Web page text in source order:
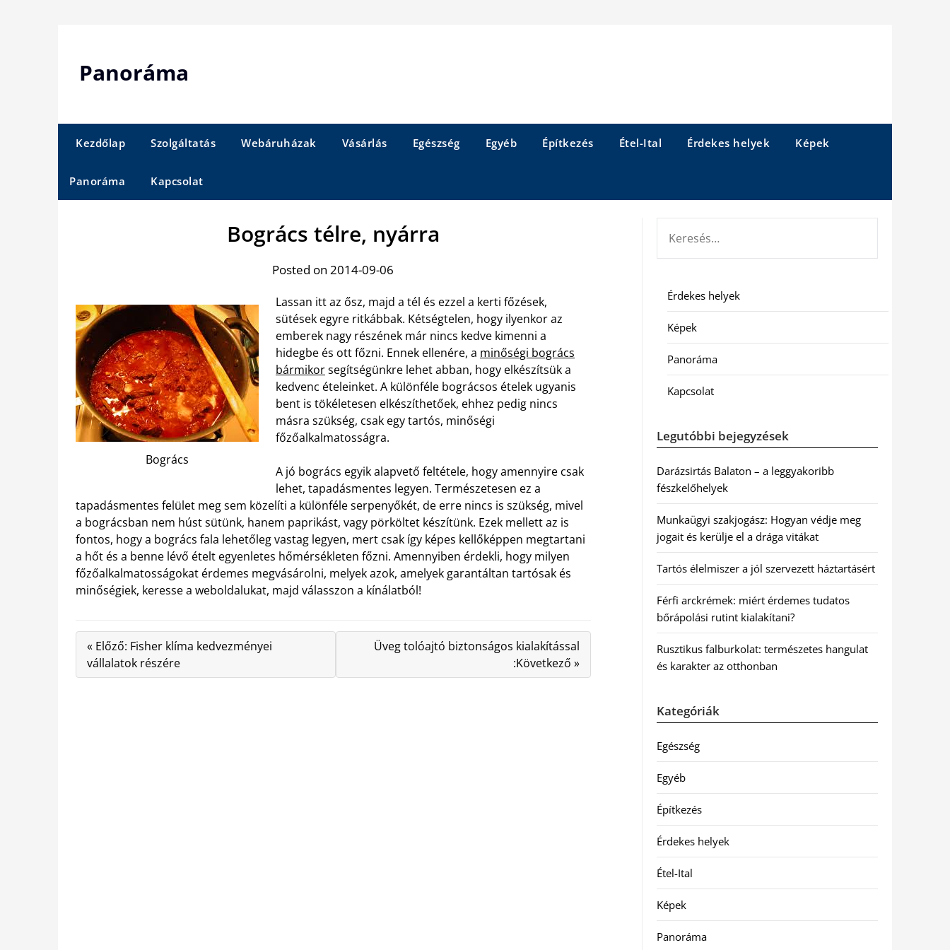
Panoráma
Kezdőlap Szolgáltatás Webáruházak Vásárlás Egészség Egyéb Építkezés Étel-Ital Érdekes helyek Képek
Panoráma Kapcsolat
Bogrács télre, nyárra
Posted on 2014-09-06
Bogrács
Lassan itt az ősz, majd a tél és ezzel a kerti főzések,
sütések egyre ritkábbak. Kétségtelen, hogy ilyenkor az
emberek nagy részének már nincs kedve kimenni a
hidegbe és ott főzni. Ennek ellenére, a minőségi bogrács
bármikorsegítségünkre lehet abban, hogy elkészítsük a
kedvenc ételeinket. A különféle bográcsos ételek ugyanis
bent is tökéletesen elkészíthetőek, ehhez pedig nincs
másra szükség, csak egy tartós, minőségi
főzőalkalmatosságra.
A jó bogrács egyik alapvető feltétele, hogy amennyire csak
lehet, tapadásmentes legyen. Természetesen ez a
tapadásmentes felület meg sem közelíti a különféle serpenyőkét, de erre nincs is szükség, mivel
a bográcsban nem húst sütünk, hanem paprikást, vagy pörköltet készítünk. Ezek mellett az is
fontos, hogy a bogrács fala lehetőleg vastag legyen, mert csak így képes kellőképpen megtartani
a hőt és a benne lévő ételt egyenletes hőmérsékleten főzni. Amennyiben érdekli, hogy milyen
főzőalkalmatosságokat érdemes megvásárolni, melyek azok, amelyek garantáltan tartósak és
minőségiek, keresse a weboldalukat, majd válasszon a kínálatból!
« Előző: Fisher klíma kedvezményei
vállalatok részére
Üveg tolóajtó biztonságos kialakítással
:Következő »
Érdekes helyek
Képek
Panoráma
Kapcsolat
Legutóbbi bejegyzések
Darázsirtás Balaton – a leggyakoribb
fészkelőhelyek
Munkaügyi szakjogász: Hogyan védje meg
jogait és kerülje el a drága vitákat
Tartós élelmiszer a jól szervezett háztartásért
Férfi arckrémek: miért érdemes tudatos
bőrápolási rutint kialakítani?
Rusztikus falburkolat: természetes hangulat
és karakter az otthonban
Kategóriák
Egészség
Egyéb
Építkezés
Érdekes helyek
Étel-Ital
Képek
Panoráma